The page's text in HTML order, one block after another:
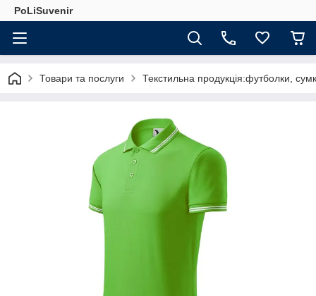
PoLiSuvenir
Товари та послуги Текстильна продукція:футболки,